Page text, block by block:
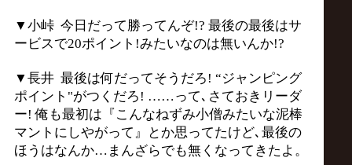
▼小峠 今日だって勝ってんぞ!? 最後の最後はサ
ービスで20ポイント!みたいなのは無いんか!?
▼長井 最後は何だってそうだろ! “ジャンピング
ポイント"がつくだろ! ……って､さておきリーダ
ー! 俺も最初は『こんなねずみ小僧みたいな泥棒
マントにしやがって』とか思ってたけど､最後の
ほうはなんか…まんざらでも無くなってきたよ。